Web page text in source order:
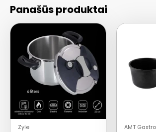
Panašūs produktai
Zyle AMT